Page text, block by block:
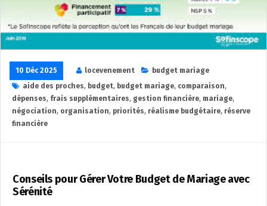
10 Déc 2025 locevenement
budget mariage
aide des proches, budget, budget mariage, comparaison,
dépenses, frais supplémentaires, gestion financière, mariage,
négociation, organisation, priorités, réalisme budgétaire, réserve
financière
Conseils pour Gérer Votre Budget de Mariage avec
Sérénité